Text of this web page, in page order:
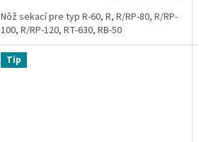
Nôž sekací pre typ R-60, R, R/RP-80, R/RP-
100, R/RP-120, RT-630, RB-50
Tip